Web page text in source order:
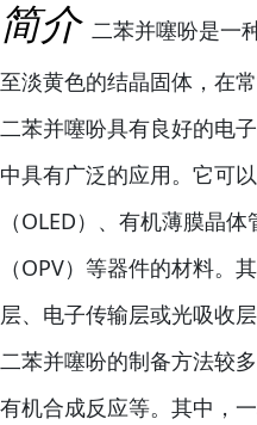
简介 二苯并噻吩是一
至淡黄色的结晶固体，在常
二苯并噻吩具有良好的电
中具有广泛的应用。它可
（OLED）、有机薄膜晶
（OPV）等器件的材料。
层、电子传输层或光吸收层
二苯并噻吩的制备方法较
有机合成反应等。其中，